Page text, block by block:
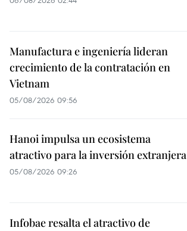
Manufactura e ingeniería lideran
crecimiento de la contratación en
Vietnam
05/08/2026 09:56
Hanoi impulsa un ecosistema
atractivo para la inversión extranjera
05/08/2026 09:26
Infobae resalta el atractivo de